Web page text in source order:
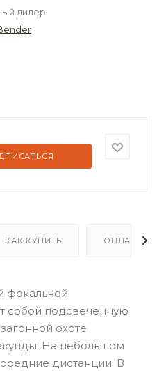
дилер
КАК КУПИТЬ ОПЛАТА
фокальной
собой подсвеченную
охоте
На небольшом
дистанции. В